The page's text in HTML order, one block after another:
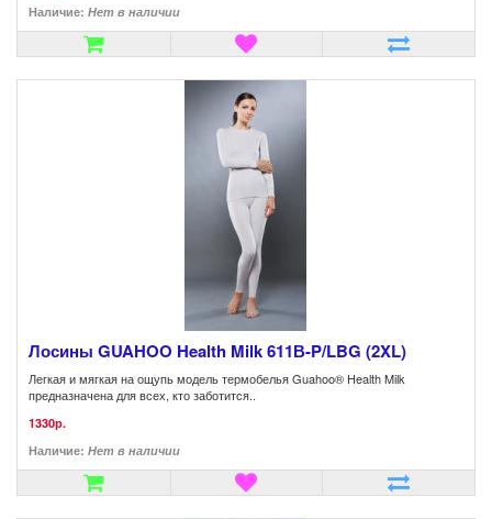
Наличие: Нет в наличии
Лосины GUAHOO Health Milk 611В-P/LBG (2XL)
Легкая и мягкая на ощупь модель термобелья Guahoo® Health Milk
предназначена для всех, кто заботится..
1330р.
Наличие: Нет в наличии